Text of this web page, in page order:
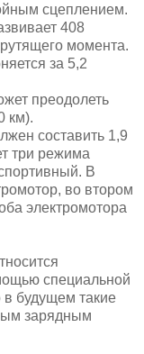
сцеплением.
408
момента.
за 5,2
преодолеть
км).
составить 1,9
три режима
В
во втором
электромотора
специальной
будущем такие
зарядным